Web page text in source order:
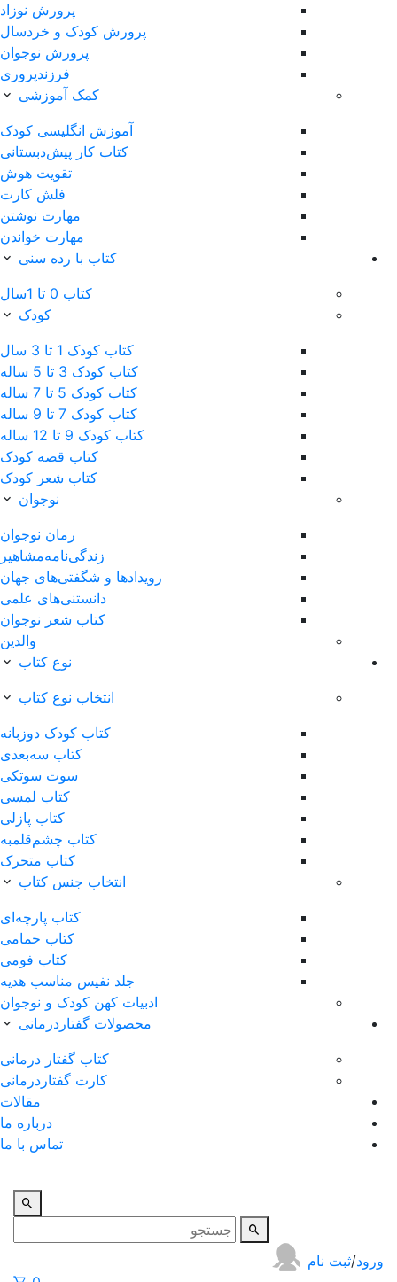
پرورش نوزاد
پرورش کودک و خردسال
پرورش نوجوان
فرزندپروری
آموزش انگلیسی کودک
کتاب‌ کار پیش‌دبستانی
تقویت هوش
فلش کارت
مهارت نوشتن
مهارت خواندن
کتاب کودک 1 تا 3 سال
کتاب کودک 3 تا 5 ساله
کتاب کودک 5 تا 7 ساله
کتاب کودک 7 تا 9 ساله
کتاب قصه کودک
کتاب شعر کودک
رمان نوجوان
زندگی‌نامه‌مشاهیر
و‌ شگفتی‌های‌ جهان
دانستنی‌های علمی
کتاب شعر نوجوان
انتخاب نوع کتاب
کتاب کودک دوزبانه
کتاب سه‌بعدی
سوت سوتکی
کتاب لمسی
کتاب چشم‌قلمبه
کتاب متحرک
انتخاب جنس کتاب
کتاب پارچه‌ای
کتاب حمامی
کتاب فومی
جلد نفیس مناسب هدیه
ادبیات کهن کودک و نوجوان
محصولات گفتاردرمانی
کتاب گفتار درمانی
کارت گفتاردرمانی